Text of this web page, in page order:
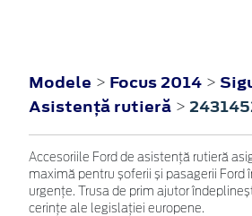
Modele > Focus 2014 >
Asistenţă rutieră >
Accesoriile Ford de asistență rutieră
maximă pentru șoferii și pasagerii Ford
urgențe. Trusa de prim ajutor
cerințe ale legislației europene.